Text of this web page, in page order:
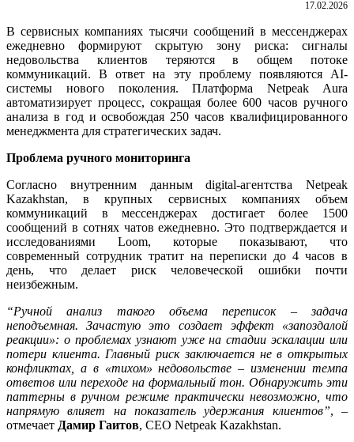
17.02.2026
В сервисных компаниях тысячи сообщений в мессенджерах
ежедневно формируют скрытую зону риска: сигналы
недовольства клиентов теряются в общем потоке
коммуникаций. В ответ на эту проблему появляются AI-
системы нового поколения. Платформа Netpeak Aura
автоматизирует процесс, сокращая более 600 часов ручного
анализа в год и освобождая 250 часов квалифицированного
менеджмента для стратегических задач.
Проблема ручного мониторинга
Согласно внутренним данным digital-агентства Netpeak
Kazakhstan, в крупных сервисных компаниях объем
коммуникаций в мессенджерах достигает более 1500
сообщений в сотнях чатов ежедневно. Это подтверждается и
исследованиями Loom, которые показывают, что
современный сотрудник тратит на переписки до 4 часов в
день, что делает риск человеческой ошибки почти
неизбежным.
“Ручной анализ такого объема переписок – задача
неподъемная. Зачастую это создает эффект «запоздалой
реакции»: о проблемах узнают уже на стадии эскалации или
потери клиента. Главный риск заключается не в открытых
конфликтах, а в «тихом» недовольстве – изменении темпа
ответов или переходе на формальный тон. Обнаружить эти
паттерны в ручном режиме практически невозможно, что
напрямую влияет на показатель удержания клиентов”, –
отмечает Дамир Гаитов, СЕО Netpeak Kazakhstan.